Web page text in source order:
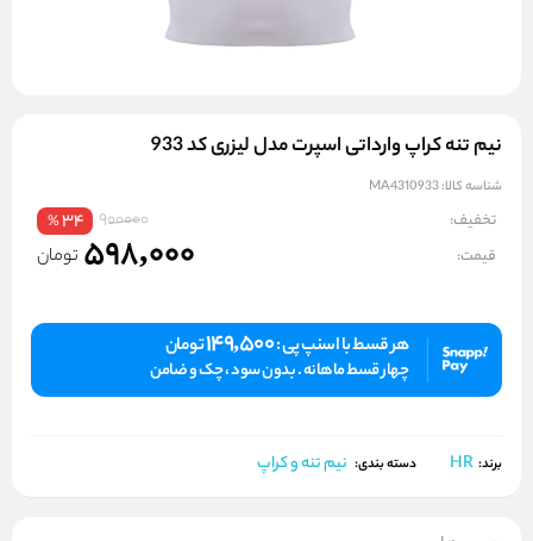
نیم‌ تنه کراپ وارداتی اسپرت مدل لیزری کد 933
شناسه کالا:MA4310933
تخفیف: 900000
34
%
قیمت: 598,000 تومان
هر قسط با اسنپ پی :149,500تومان
چهار قسط ماهانه . بدون سود ، چک و ضامن
برند: HR دسته بندی: نیم تنه و کراپ